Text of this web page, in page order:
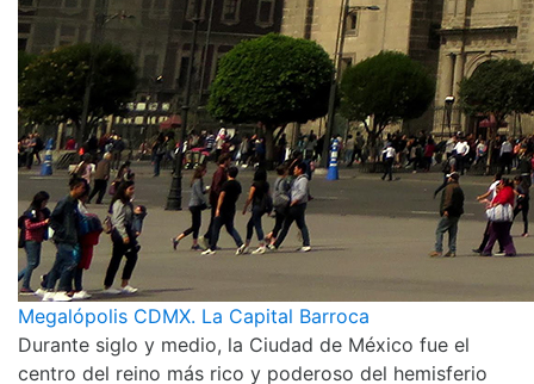
Megalópolis CDMX. La Capital Barroca
Durante siglo y medio, la Ciudad de México fue el
centro del reino más rico y poderoso del hemisferio